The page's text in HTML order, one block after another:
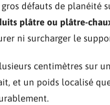
défauts de planéité
plâtre ou plâtre-
ni surcharger le
centimètres sur
et un poids localisé